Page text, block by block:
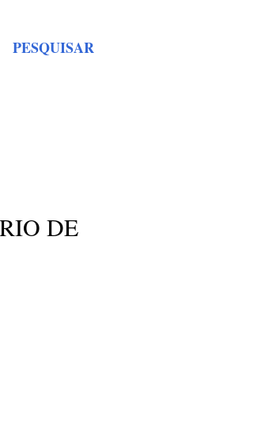
PESQUISAR
DE